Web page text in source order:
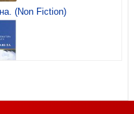
к безусловной
(Non Fiction)